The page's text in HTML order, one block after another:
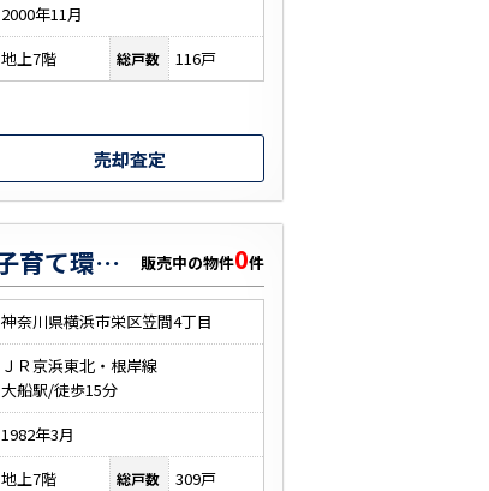
2000年11月
地上7階 総戸数 116戸
売却査定
第二大船パークタウン【子育て環境◎】 販売中の物件0件
神奈川県横浜市栄区笠間4丁目
ＪＲ京浜東北・根岸線
大船駅/徒歩15分
1982年3月
地上7階 総戸数 309戸